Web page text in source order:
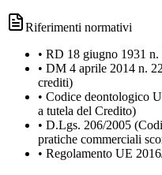
Riferimenti normativi
• RD 18 giugno 1931
• DM 4 aprile 2014 n.
crediti)
• Codice deontologico
a tutela del Credito)
• D.Lgs. 206/2005
pratiche commerciali
• Regolamento UE